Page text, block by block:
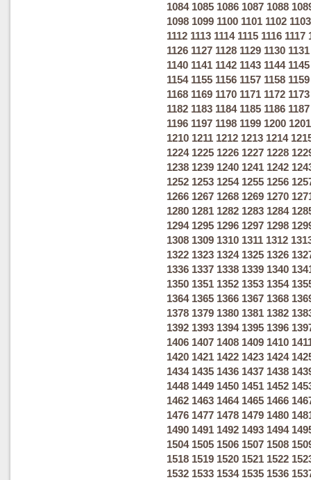
1084 1085 1086 1087 1088
1098 1099 1100 1101 1102 1103
1112 1113 1114 1115 1116 1117
1126 1127 1128 1129 1130 1131
1140 1141 1142 1143 1144 1145
1154 1155 1156 1157 1158 1159
1168 1169 1170 1171 1172 1173
1182 1183 1184 1185 1186 1187
1196 1197 1198 1199 1200 1201
1210 1211 1212 1213 1214
1224 1225 1226 1227 1228
1238 1239 1240 1241 1242
1252 1253 1254 1255 1256
1266 1267 1268 1269 1270
1280 1281 1282 1283 1284
1294 1295 1296 1297 1298
1308 1309 1310 1311 1312
1322 1323 1324 1325 1326
1336 1337 1338 1339 1340
1350 1351 1352 1353 1354
1364 1365 1366 1367 1368
1378 1379 1380 1381 1382
1392 1393 1394 1395 1396
1406 1407 1408 1409 1410
1420 1421 1422 1423 1424
1434 1435 1436 1437 1438
1448 1449 1450 1451 1452
1462 1463 1464 1465 1466
1476 1477 1478 1479 1480
1490 1491 1492 1493 1494
1504 1505 1506 1507 1508
1518 1519 1520 1521 1522
1532 1533 1534 1535 1536